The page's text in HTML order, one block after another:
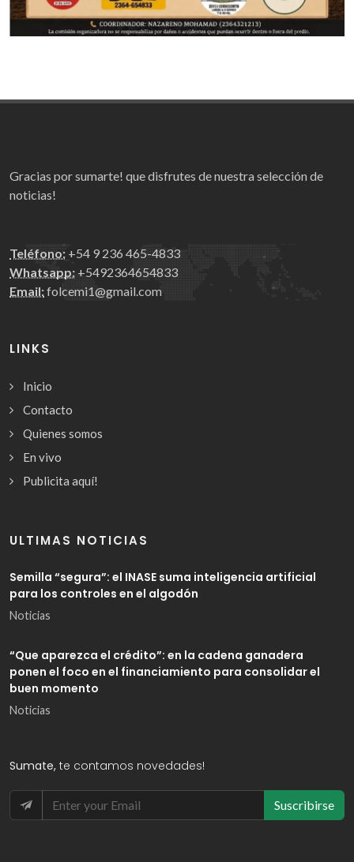
Gracias por sumarte! que disfrutes de nuestra selección de
noticias!
Teléfono: +54 9 236 465-4833
Whatsapp: +5492364654833
Email:folcemi1@gmail.com
LINKS
Inicio
Contacto
Quienes somos
En vivo
Publicita aquí!
ULTIMAS NOTICIAS
Semilla “segura”: el INASE suma inteligencia artificial
para los controles en el algodón
Noticias
“Que aparezca el crédito”: en la cadena ganadera
ponen el foco en el financiamiento para consolidar el
buen momento
Noticias
Sumate, te contamos novedades!
Suscribirse